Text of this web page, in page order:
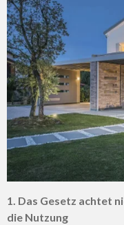
1. Das Gesetz achtet
die Nutzung